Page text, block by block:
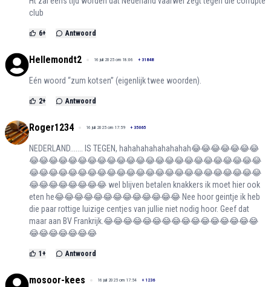
club
6+ Antwoord
Hellemondt2 16 juli 2025 om 18:06 + 31848
Eén woord “zum kotsen” (eigenlijk twee woorden).
2+ Antwoord
Roger1234 16 juli 2025 om 17:59 + 35065
NEDERLAND....... IS TEGEN, hahahahahahahahah😂😂😂😂😂😂😂
😂😂😂😂😂😂😂😂😂😂😂😂😂😂😂😂😂😂😂😂😂😂😂😂
😂😂😂😂😂😂😂😂😂😂😂😂😂😂😂😂😂😂😂😂😂😂😂😂
😂😂😂😂😂😂😂😂 wel blijven betalen knakkers ik moet hier ook
eten he😂😂😂😂😂😂😂😂😂😂😂😂😂 Nee hoor geintje ik heb
die paar rottige luizige centjes van jullie niet nodig hoor. Geef dat
maar aan BV Frankrijk.😂😂😂😂😂😂😂😂😂😂😂😂😂😂😂😂
😂😂😂😂😂😂😂
1 + Antwoord
mosoor-kees 16 juli 2025 om 17:54 + 1236